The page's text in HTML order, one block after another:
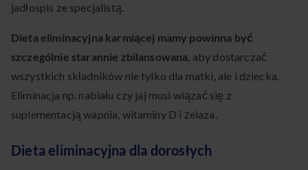
jadłospis ze specjalistą.
Dieta eliminacyjna karmiącej mamy powinna być
szczególnie starannie zbilansowana, aby dostarczać
wszystkich składników nie tylko dla matki, ale i dziecka.
Eliminacja np. nabiału czy jaj musi wiązać się z
suplementacją wapnia, witaminy D i żelaza.
Dieta eliminacyjna dla dorosłych